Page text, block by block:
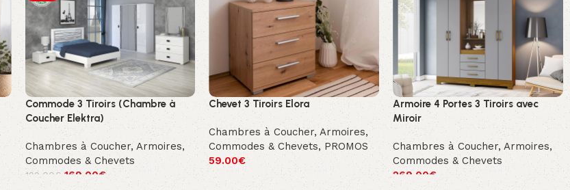
Commode 3 Tiroirs (Chambre à
Coucher Elektra)
Chambres à Coucher, Armoires,
Commodes & Chevets
199.00€ 169.00€
Chevet 3 Tiroirs Elora
Chambres à Coucher,Armoires,
Commodes & Chevets, PROMOS
59.00€
Armoire 4 Portes 3 Tiroirs avec
Miroir
Chambres à Coucher,Armoires,
Commodes & Chevets
269.00€